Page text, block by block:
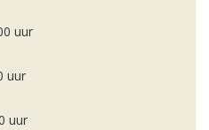
uur
uur
uur